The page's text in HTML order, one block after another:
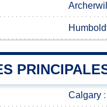
Archerwill
Calgary